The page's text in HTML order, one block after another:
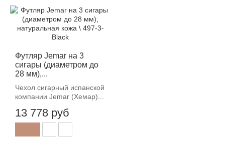
Футляр Jemar на 3
сигары (диаметром до
28 мм),...
Чехол сигарный испанской
компании Jemar (Хемар)...
13 778 руб